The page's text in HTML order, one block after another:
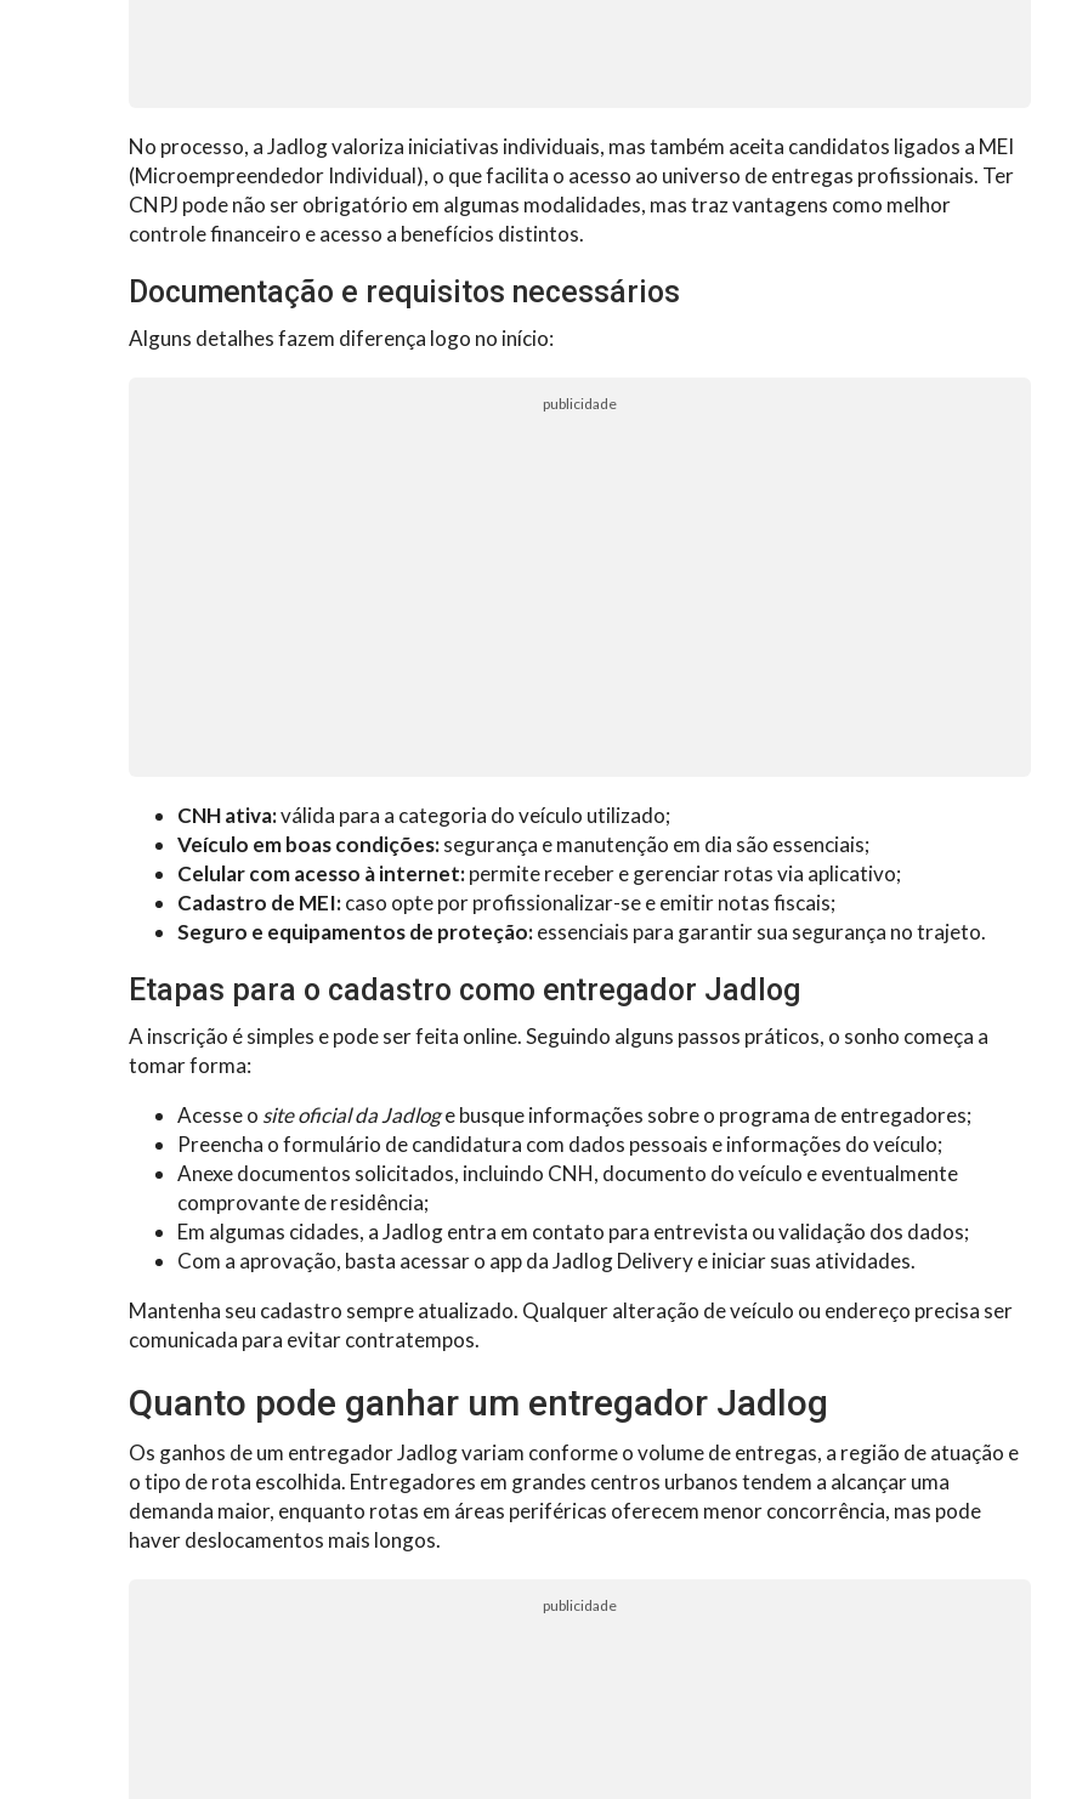
No processo, a Jadlog valoriza iniciativas individuais, mas também aceita candidatos ligados a MEI
(Microempreendedor Individual), o que facilita o acesso ao universo de entregas profissionais. Ter
CNPJ pode não ser obrigatório em algumas modalidades, mas traz vantagens como melhor
controle financeiro e acesso a benefícios distintos.
Documentação e requisitos necessários
Alguns detalhes fazem diferença logo no início:
publicidade
CNH ativa:válida para a categoria do veículo utilizado;
Veículo em boas condições:segurança e manutenção em dia são essenciais;
Celular com acesso à internet:permite receber e gerenciar rotas via aplicativo;
Cadastro de MEI:caso opte por profissionalizar-se e emitir notas fiscais;
Seguro e equipamentos de proteção:essenciais para garantir sua segurança no trajeto.
Etapas para o cadastro como entregador Jadlog
A inscrição é simples e pode ser feita online. Seguindo alguns passos práticos, o sonho começa a
tomar forma:
Acesse o site oficial da Jadloge busque informações sobre o programa de entregadores;
Preencha o formulário de candidatura com dados pessoais e informações do veículo;
Anexe documentos solicitados, incluindo CNH, documento do veículo e eventualmente
comprovante de residência;
Em algumas cidades, a Jadlog entra em contato para entrevista ou validação dos dados;
Com a aprovação, basta acessar o app da Jadlog Delivery e iniciar suas atividades.
Mantenha seu cadastro sempre atualizado. Qualquer alteração de veículo ou endereço precisa ser
comunicada para evitar contratempos.
Quanto pode ganhar um entregador Jadlog
Os ganhos de um entregador Jadlog variam conforme o volume de entregas, a região de atuação e
o tipo de rota escolhida. Entregadores em grandes centros urbanos tendem a alcançar uma
demanda maior, enquanto rotas em áreas periféricas oferecem menor concorrência, mas pode
haver deslocamentos mais longos.
publicidade